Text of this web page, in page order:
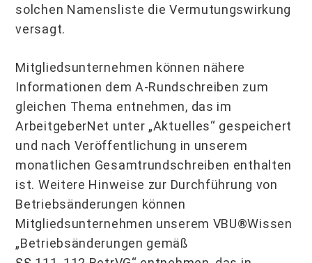
solchen Namensliste die Vermutungswirkung
versagt.
Mitgliedsunternehmen können nähere
Informationen dem A-Rundschreiben zum
gleichen Thema entnehmen, das im
ArbeitgeberNet unter „Aktuelles“ gespeichert
und nach Veröffentlichung in unserem
monatlichen Gesamtrundschreiben enthalten
ist. Weitere Hinweise zur Durchführung von
Betriebsänderungen können
Mitgliedsunternehmen unserem VBU®Wissen
„Betriebsänderungen gemäß